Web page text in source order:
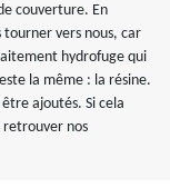
couverture. En
vers nous, car
hydrofuge qui
la même : la résine.
ajoutés. Si cela
retrouver nos